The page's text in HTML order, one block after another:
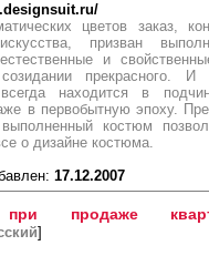
цветов заказ,
искусства, призван
и
прекрасного.
всегда находится в
в первобытную эпоху.
костюм
о дизайне костюма.
17.12.2007
при продаже
]